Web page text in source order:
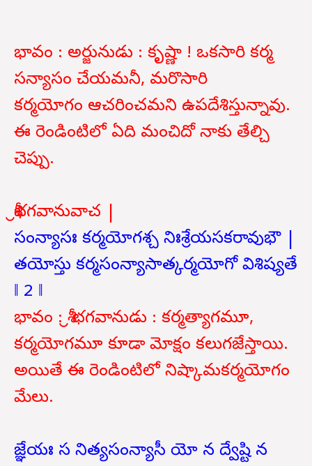
భావం : అర్జునుడు : కృష్ణా ! ఒకసారి కర్మ
సన్యాసం చేయమనీ, మరొసారి
కర్మయోగం ఆచరించమని ఉపదేశిస్తున్నావు.
ఈ రెండింటిలో ఏది మంచిదో నాకు తేల్చి
చెప్పు.
శ్రీభగవానువాచ |
సంన్యాసః కర్మయోగశ్చ నిఃశ్రేయసకరావుభౌ |
తయోస్తు కర్మసంన్యాసాత్కర్మయోగో విశిష్యతే
‖ 2 ‖
భావం : శ్రీ భగవానుడు : కర్మత్యాగమూ,
కర్మయోగమూ కూడా మోక్షం కలుగజేస్తాయి.
అయితే ఈ రెండింటిలో నిష్కామకర్మయోగం
మేలు.
జ్ఞేయః స నిత్యసంన్యాసీ యో న ద్వేష్టి న